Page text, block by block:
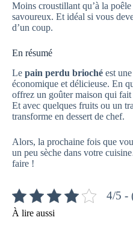
Moins croustillant qu’à la poêle
savoureux. Et idéal si vous
d’un coup.
En résumé
Le pain perdu brioché est
économique et délicieuse. En
offrez un goûter maison qui
Et avec quelques fruits ou un
transforme en dessert de chef.
Alors, la prochaine fois que
un peu sèche dans votre
faire !
4/5 -
À lire aussi